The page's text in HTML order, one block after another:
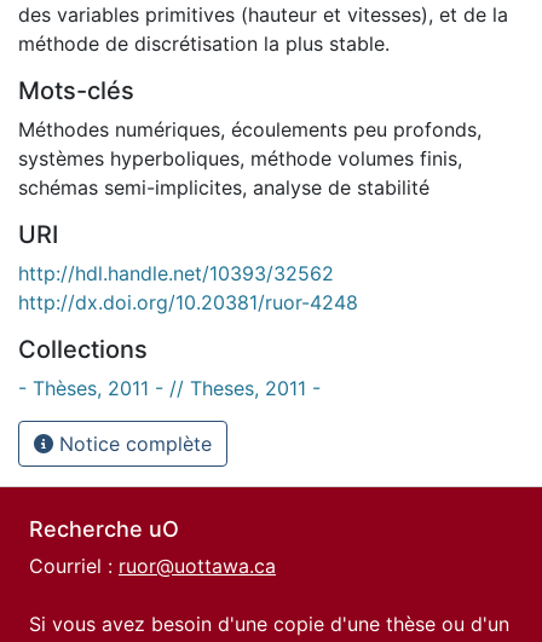
des variables primitives (hauteur et vitesses), et de la
méthode de discrétisation la plus stable.
Mots-clés
Méthodes numériques, écoulements peu profonds,
systèmes hyperboliques, méthode volumes finis,
schémas semi-implicites, analyse de stabilité
URI
http://hdl.handle.net/10393/32562
http://dx.doi.org/10.20381/ruor-4248
Collections
- Thèses, 2011 - // Theses, 2011 -
Notice complète
Recherche uO
Courriel : ruor@uottawa.ca
Si vous avez besoin d'une copie d'une thèse ou d'un